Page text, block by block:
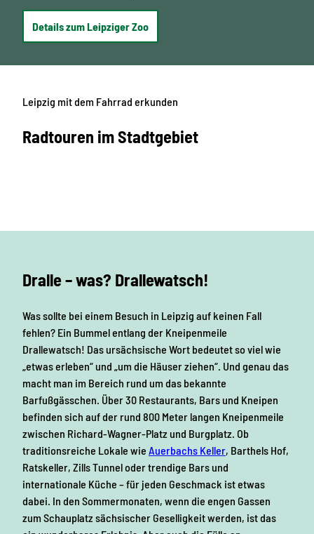
Details zum Leipziger Zoo
Leipzig mit dem Fahrrad erkunden
Radtouren im Stadtgebiet
Dralle – was? Drallewatsch!
Was sollte bei einem Besuch in Leipzig auf keinen Fall
fehlen? Ein Bummel entlang der Kneipenmeile
Drallewatsch! Das ursächsische Wort bedeutet so viel wie
„etwas erleben“ und „um die Häuser ziehen“. Und genau das
macht man im Bereich rund um das bekannte
Barfußgässchen. Über 30 Restaurants, Bars und Kneipen
befinden sich auf der rund 800 Meter langen Kneipenmeile
zwischen Richard-Wagner-Platz und Burgplatz. Ob
traditionsreiche Lokale wie Auerbachs Keller, Barthels Hof,
Ratskeller, Zills Tunnel oder trendige Bars und
internationale Küche – für jeden Geschmack ist etwas
dabei. In den Sommermonaten, wenn die engen Gassen
zum Schauplatz sächsischer Geselligkeit werden, ist das